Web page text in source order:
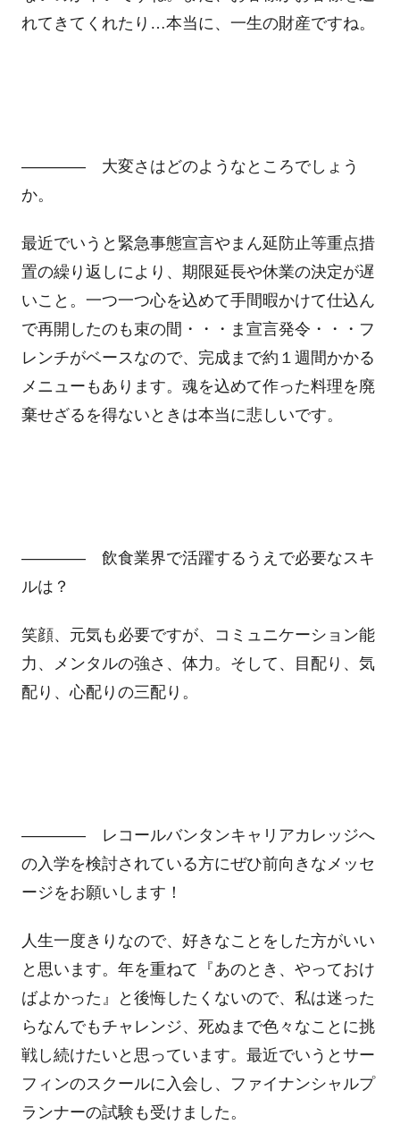
れてきてくれたり…本当に、一生の財産ですね。
―――― 大変さはどのようなところでしょう
か。
最近でいうと緊急事態宣言やまん延防止等重点措
置の繰り返しにより、期限延長や休業の決定が遅
いこと。一つ一つ心を込めて手間暇かけて仕込ん
で再開したのも束の間・・・ま宣言発令・・・フ
レンチがベースなので、完成まで約１週間かかる
メニューもあります。魂を込めて作った料理を廃
棄せざるを得ないときは本当に悲しいです。
―――― 飲食業界で活躍するうえで必要なスキ
ルは？
笑顔、元気も必要ですが、コミュニケーション能
力、メンタルの強さ、体力。そして、目配り、気
配り、心配りの三配り。
―――― レコールバンタンキャリアカレッジへ
の入学を検討されている方にぜひ前向きなメッセ
ージをお願いします！
人生一度きりなので、好きなことをした方がいい
と思います。年を重ねて『あのとき、やっておけ
ばよかった』と後悔したくないので、私は迷った
らなんでもチャレンジ、死ぬまで色々なことに挑
戦し続けたいと思っています。最近でいうとサー
フィンのスクールに入会し、ファイナンシャルプ
ランナーの試験も受けました。